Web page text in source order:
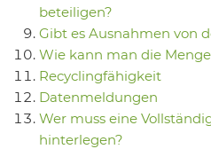
beteiligen?
Gibt es Ausnahmen von
Wie kann man die
Recyclingfähigkeit
Datenmeldungen
Wer muss eine
hinterlegen?